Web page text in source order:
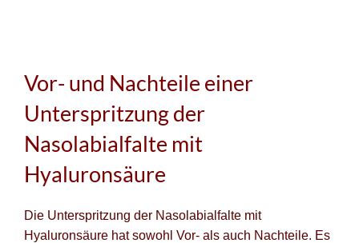
Vor- und Nachteile einer
Unterspritzung der
Nasolabialfalte mit
Hyaluronsäure
Die Unterspritzung der Nasolabialfalte mit
Hyaluronsäure hat sowohl Vor- als auch Nachteile. Es